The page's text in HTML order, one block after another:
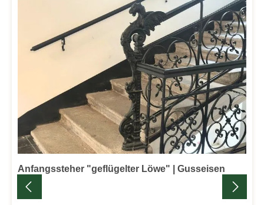
Anfangssteher "geflügelter Löwe" | Gusseisen